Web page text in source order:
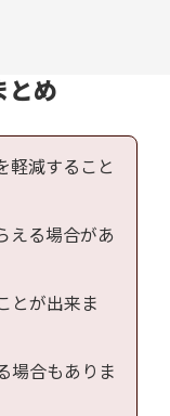
とめ
減すること
える場合があ
とが出来ま
場合もありま